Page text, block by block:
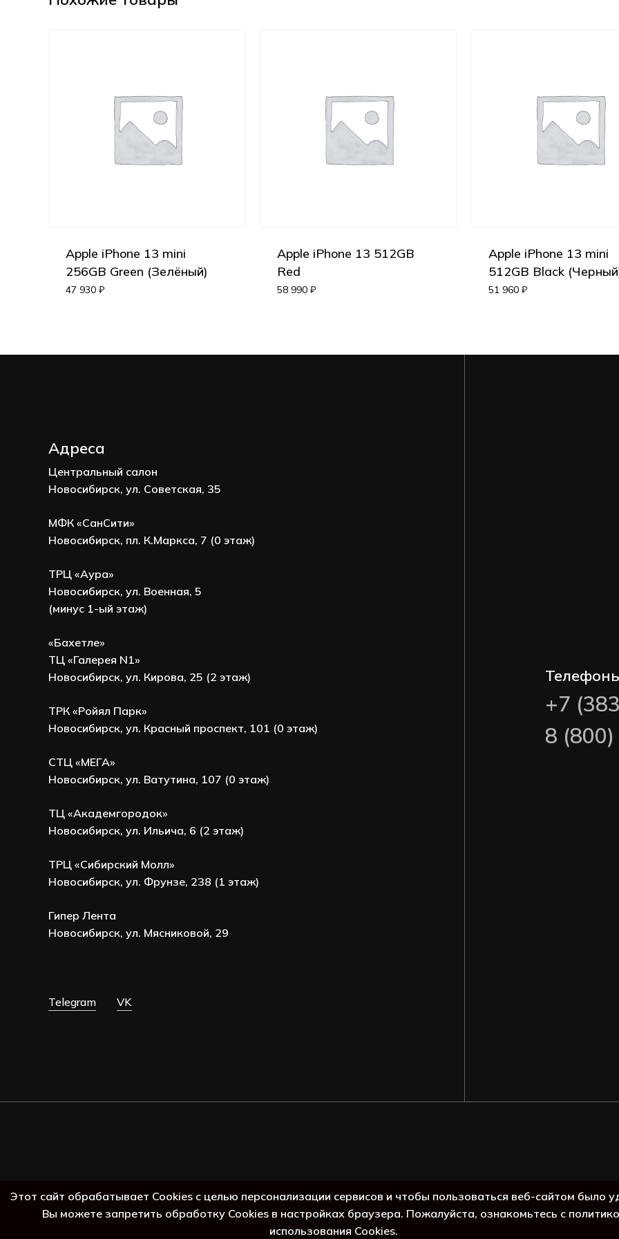
Apple iPhone 13 mini
256GB Green (Зелёный)
47 930 ₽
Apple iPhone 13 512GB
Red
58 990 ₽
Apple iPhone 13 mini
512GB Black
51 960 ₽
Адреса
Центральный салон
Новосибирск, ул. Советская, 35
МФК «СанСити»
Новосибирск, пл. К.Маркса, 7 (0 этаж)
ТРЦ «Аура»
Новосибирск, ул. Военная, 5
(минус 1-ый этаж)
«Бахетле»
ТЦ «Галерея N1»
Новосибирск, ул. Кирова, 25 (2 этаж)
ТРК «Ройял Парк»
Новосибирск, ул. Красный проспект, 101 (0 этаж)
СТЦ «МЕГА»
Новосибирск, ул. Ватутина, 107 (0 этаж)
ТЦ «Академгородок»
Новосибирск, ул. Ильича, 6 (2 этаж)
ТРЦ «Сибирский Молл»
Новосибирск, ул. Фрунзе, 238 (1 этаж)
Гипер Лента
Новосибирск, ул. Мясниковой, 29
Telegram VK
+7
8
Этот сайт обрабатывает Cookies с целью персонализации сервисов и чтобы пользоваться веб-сайтом было
Вы можете запретить обработку Cookies в настройках браузера. Пожалуйста, ознакомьтесь с
использования Cookies.